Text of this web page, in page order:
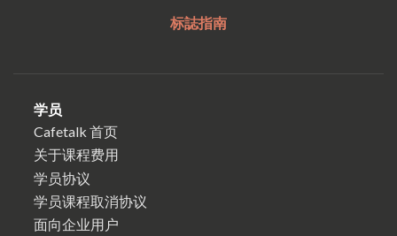
标誌指南
学员
Cafetalk 首页
关于课程费用
学员协议
学员课程取消协议
面向企业用户